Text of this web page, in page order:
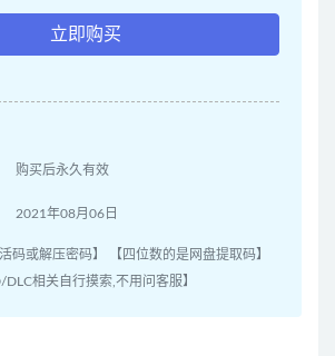
立即购买
购买后永久有效
2021年08月06日
码或解压密码】 【四位数的是网盘提取码】
DLC相关自行摸索,不用问客服】